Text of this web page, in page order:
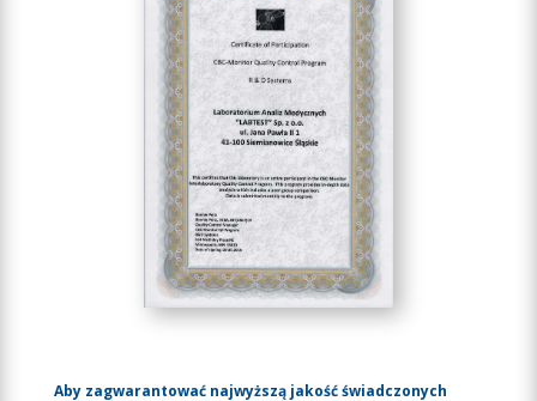
Aby zagwarantować najwyższą jakość świadczonych